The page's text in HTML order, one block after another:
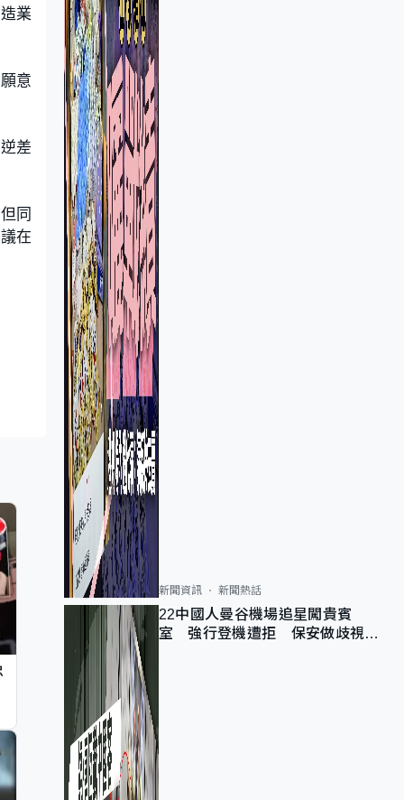
業
意
差
同
在
新聞資訊 新聞熱話
22中國人曼谷機場追星闖貴賓
室 強行登機遭拒 保安做歧視手